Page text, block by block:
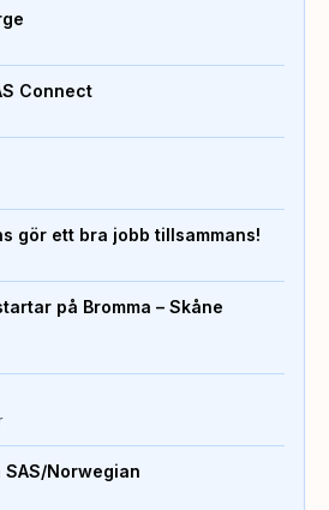
Connect
gör ett bra jobb tillsammans!
på Bromma – Skåne
SAS/Norwegian